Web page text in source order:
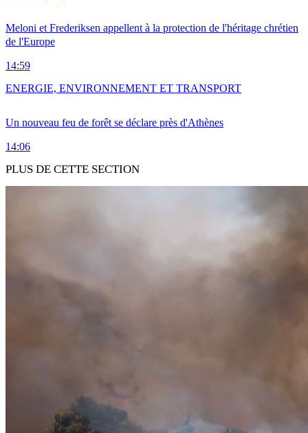
Meloni et Frederiksen appellent à la protection de l'héritage chrétien
de l'Europe
14:59
Un nouveau feu de forêt se déclare près d'Athènes
14:06
ENERGIE, ENVIRONNEMENT ET TRANSPORT
PLUS DE CETTE SECTION